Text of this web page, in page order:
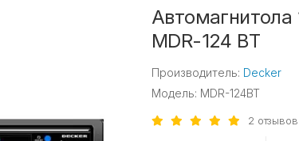
Автомагнитола
MDR-124 BT
Производитель: Decker
Модель: MDR-124BT
2 отзывов